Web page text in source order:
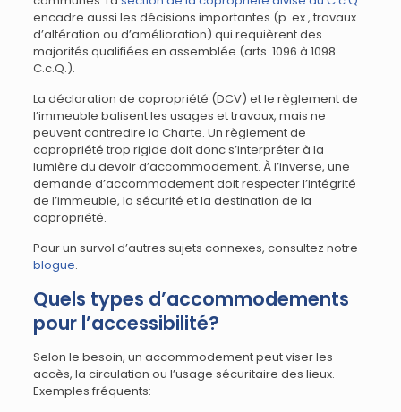
encadre aussi les décisions importantes (p. ex., travaux
d’altération ou d’amélioration) qui requièrent des
majorités qualifiées en assemblée (arts. 1096 à 1098
C.c.Q.).
La déclaration de copropriété (DCV) et le règlement de
l’immeuble balisent les usages et travaux, mais ne
peuvent contredire la Charte. Un règlement de
copropriété trop rigide doit donc s’interpréter à la
lumière du devoir d’accommodement. À l’inverse, une
demande d’accommodement doit respecter l’intégrité
de l’immeuble, la sécurité et la destination de la
copropriété.
Pour un survol d’autres sujets connexes, consultez notre
blogue.
Quels types d’accommodements
pour l’accessibilité?
Selon le besoin, un accommodement peut viser les
accès, la circulation ou l’usage sécuritaire des lieux.
Exemples fréquents: